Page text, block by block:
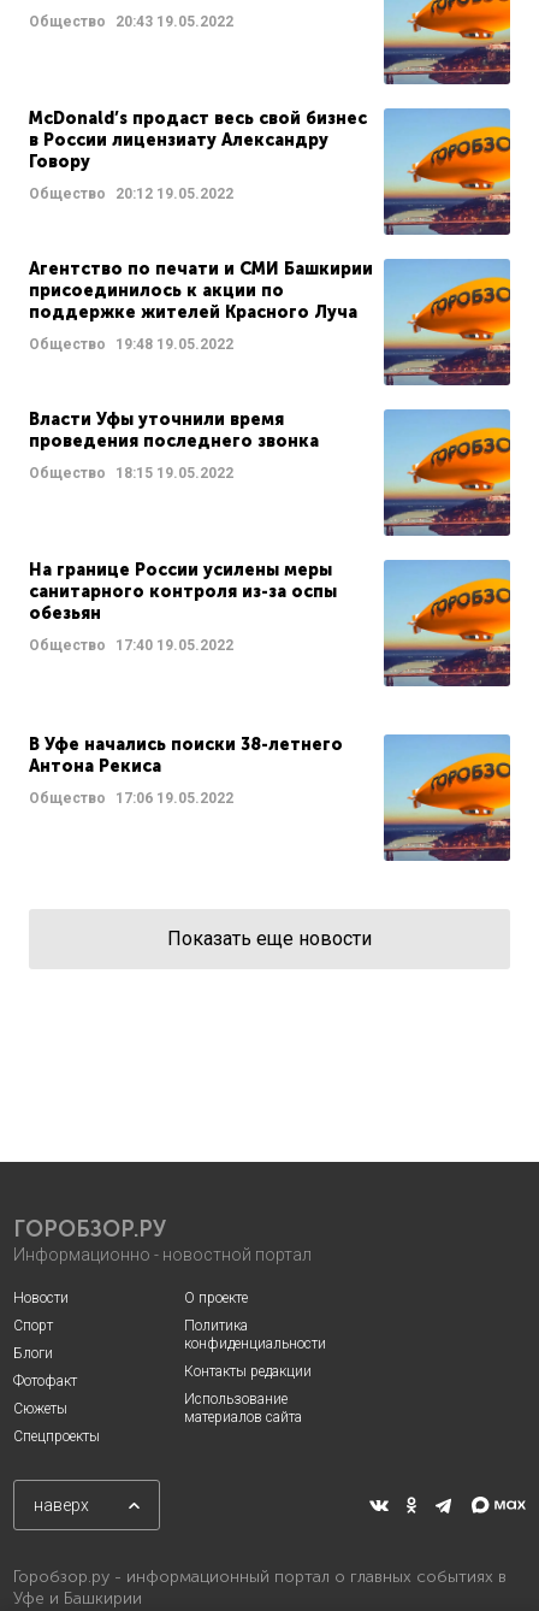
Общество 20:43 19.05.2022
McDonald’s продаст весь свой бизнес
в России лицензиату Александру
Говору
Общество 20:12 19.05.2022
Агентство по печати и СМИ Башкирии
присоединилось к акции по
поддержке жителей Красного Луча
Общество 19:48 19.05.2022
Власти Уфы уточнили время
проведения последнего звонка
Общество 18:15 19.05.2022
На границе России усилены меры
санитарного контроля из-за оспы
обезьян
Общество 17:40 19.05.2022
В Уфе начались поиски 38-летнего
Антона Рекиса
Общество 17:06 19.05.2022
Показать еще новости
ГОРОБЗОР.РУ
Информационно - новостной портал
Новости
Спорт
Блоги
Фотофакт
Сюжеты
Спецпроекты
О проекте
Политика
конфиденциальности
Контакты редакции
Использование
материалов сайта
наверх
Горобзор.ру - информационный портал о главных событиях в
Уфе и Башкирии